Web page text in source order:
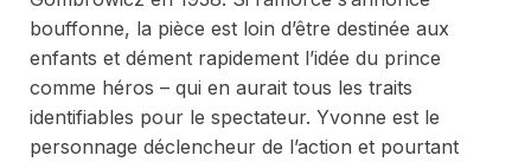
bouffonne, la pièce est loin d’être destinée aux
enfants et dément rapidement l’idée du prince
comme héros – qui en aurait tous les traits
identifiables pour le spectateur. Yvonne est le
personnage déclencheur de l’action et pourtant